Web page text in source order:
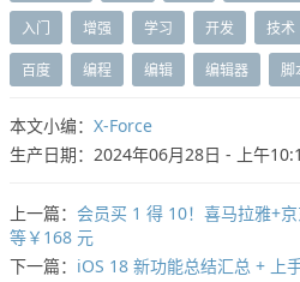
入门 增强 学习 开发 技术
百度 编程 编辑 编辑器 脚
本文小编： X-Force
生产日期：2024年06月28日 - 上午
上一篇： 会员买 1 得 10！喜马拉雅+
等￥168 元
下一篇： iOS 18 新功能总结汇总 + 上